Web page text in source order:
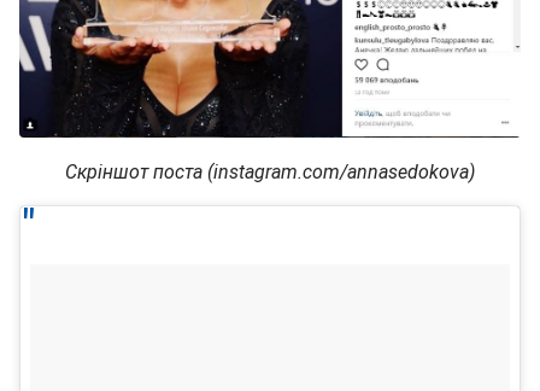
Скріншот поста (instagram.com/annasedokova)